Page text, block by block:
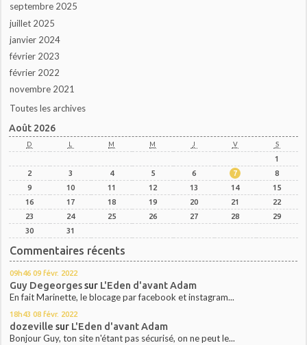
septembre 2025
juillet 2025
janvier 2024
février 2023
février 2022
novembre 2021
Toutes les archives
Août 2026
D L M M J V S
1
2
3 4 5 6 7
8
9
10 11 12 13 14
15
16
17 18 19 20 21
22
23
24 25 26 27 28
29
30
31
Commentaires récents
09h46 09 févr. 2022
Guy Degeorgessur L'Eden d'avant Adam
En fait Marinette, le blocage par facebook et instagram...
18h43 08 févr. 2022
dozeville sur L'Eden d'avant Adam
Bonjour Guy, ton site n'étant pas sécurisé, on ne peut le...